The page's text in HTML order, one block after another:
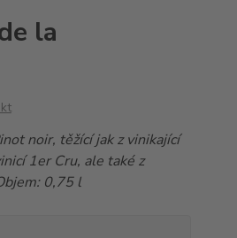
la
noir, těžící jak z vinikající
1er Cru, ale také z
0,75 l